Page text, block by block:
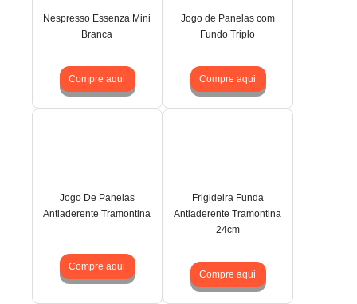
Nespresso Essenza Mini
Branca
Compre aqui
Jogo de Panelas com
Fundo Triplo
Compre aqui
Jogo De Panelas
Antiaderente Tramontina
Compre aqui
Frigideira Funda
Antiaderente Tramontina
24cm
Compre aqui